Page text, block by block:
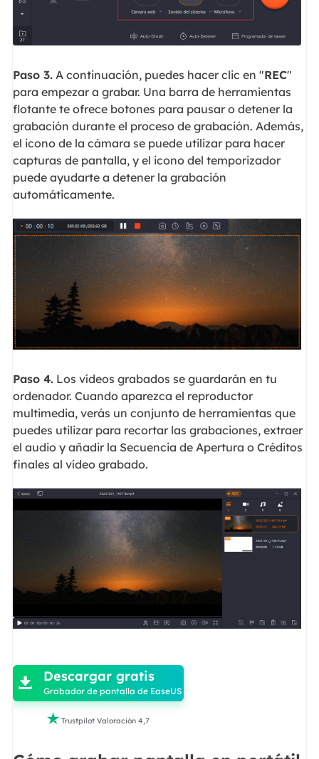
Paso 3.A continuación, puedes hacer clic en "REC"
para empezar a grabar. Una barra de herramientas
flotante te ofrece botones para pausar o detener la
grabación durante el proceso de grabación. Además,
el icono de la cámara se puede utilizar para hacer
capturas de pantalla, y el icono del temporizador
puede ayudarte a detener la grabación
automáticamente.
Paso 4.Los vídeos grabados se guardarán en tu
ordenador. Cuando aparezca el reproductor
multimedia, verás un conjunto de herramientas que
puedes utilizar para recortar las grabaciones, extraer
el audio y añadir la Secuencia de Apertura o Créditos
finales al vídeo grabado.
 Descargar gratis
Grabador de pantalla de EaseUS
 Trustpilot Valoración 4,7